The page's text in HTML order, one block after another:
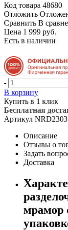
Код товара 48680
Отложить
Сравнить В
Цена 1 999 руб.
Есть в наличии
-
В корзину
Купить в 1 клик
Бесплатная
Артикул
Описание
Отзывы о
Задать
Доставка
мрамор